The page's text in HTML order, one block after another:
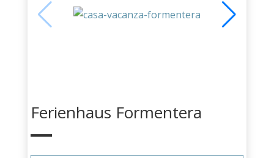
Ferienhaus Formentera